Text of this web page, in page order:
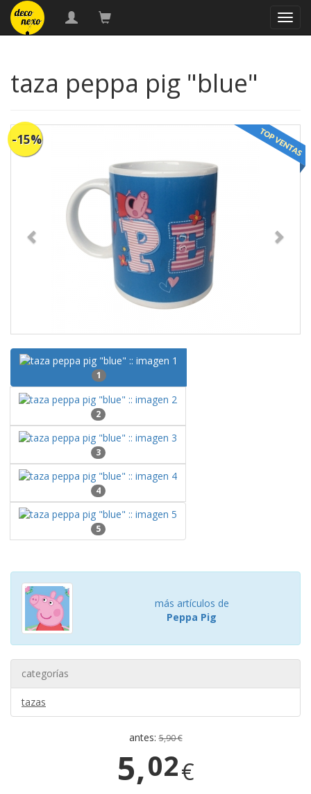
taza peppa pig "blue"
-15%
1
2
3
4
5
más artículos de
Peppa Pig
categorías
tazas
antes:5,90 €
5,02€